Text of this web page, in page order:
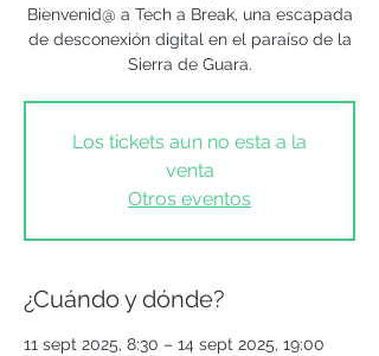
Bienvenid@ a Tech a Break, una escapada
de desconexión digital en el paraíso de la
Sierra de Guara.
Los tickets aun no esta a la
venta
Otros eventos
¿Cuándo y dónde?
11 sept 2025, 8:30 – 14 sept 2025, 19:00